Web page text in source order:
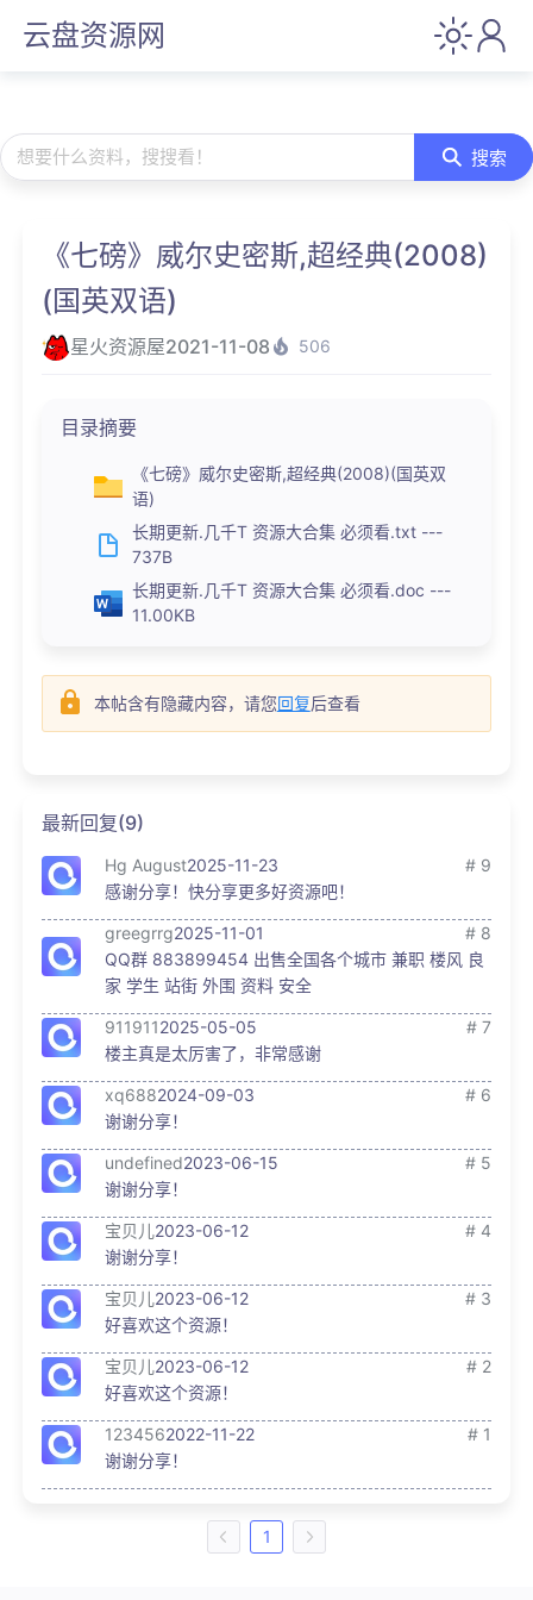
云盘资源网
想要什么资料，搜搜看！ 搜索
《七磅》威尔史密斯,超经典(2008)
(国英双语)
星火资源屋2021-11-08 506
目录摘要
《七磅》威尔史密斯,超经典(2008)(国英双
语)
长期更新.几千T 资源大合集 必须看.txt ---
737B
长期更新.几千T 资源大合集 必须看.doc ---
11.00KB
本帖含有隐藏内容，请您回复后查看
最新回复(9)
Hg August2025-11-23
# 9
感谢分享！快分享更多好资源吧！
greegrrg2025-11-01
# 8
QQ群 883899454 出售全国各个城市 兼职 楼风 良
家 学生 站街 外围 资料 安全
9119112025-05-05
# 7
楼主真是太厉害了，非常感谢
xq6882024-09-03
# 6
谢谢分享！
undefined2023-06-15
# 5
谢谢分享！
宝贝儿2023-06-12
# 4
谢谢分享！
宝贝儿2023-06-12
# 3
好喜欢这个资源！
宝贝儿2023-06-12
# 2
好喜欢这个资源！
1234562022-11-22
# 1
谢谢分享！
1